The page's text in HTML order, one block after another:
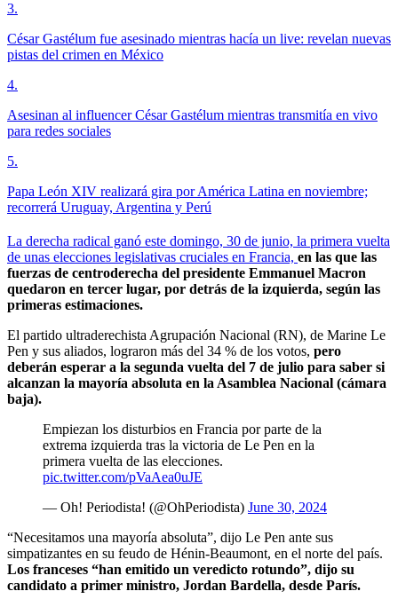
3.
César Gastélum fue asesinado mientras hacía un live: revelan nuevas
pistas del crimen en México
4.
Asesinan al influencer César Gastélum mientras transmitía en vivo
para redes sociales
5.
Papa León XIV realizará gira por América Latina en noviembre;
recorrerá Uruguay, Argentina y Perú
La derecha radical ganó este domingo, 30 de junio, la primera vuelta
de unas elecciones legislativas cruciales en Francia, en las que las
fuerzas de centroderecha del presidente Emmanuel Macron
quedaron en tercer lugar, por detrás de la izquierda, según las
primeras estimaciones.
El partido ultraderechista Agrupación Nacional (RN), de Marine Le
Pen y sus aliados, lograron más del 34 % de los votos, pero
deberán esperar a la segunda vuelta del 7 de julio para saber si
alcanzan la mayoría absoluta en la Asamblea Nacional (cámara
baja).
Empiezan los disturbios en Francia por parte de la
extrema izquierda tras la victoria de Le Pen en la
primera vuelta de las elecciones.
pic.twitter.com/pVaAea0uJE
— Oh! Periodista! (@OhPeriodista) June 30, 2024
“Necesitamos una mayoría absoluta”, dijo Le Pen ante sus
simpatizantes en su feudo de Hénin-Beaumont, en el norte del país.
Los franceses “han emitido un veredicto rotundo”, dijo su
candidato a primer ministro, Jordan Bardella, desde París.